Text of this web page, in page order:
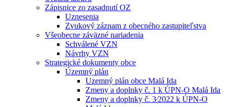
Zápisnice zo zasadnutí OZ
Uznesenia
Zvukový záznam z obecného zastupiteľstva
Všeobecne záväzné nariadenia
Schválené VZN
Návrhy VZN
Strategické dokumenty obce
Územný plán
Uzemný plán obce Malá Ida
Zmeny a doplnky č. 1 k ÚPN-O Malá Ida
Zmeny a doplnky č. 3⁄2022 k ÚPN-O